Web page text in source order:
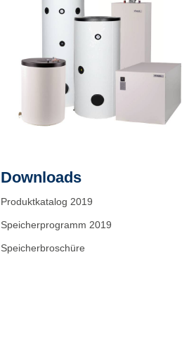
Downloads
Produktkatalog 2019
Speicherprogramm 2019
Speicherbroschüre